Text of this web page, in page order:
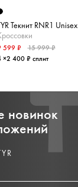
Текнит RNR1 Unisex
599 ₽
15 999 ₽
×2 400 ₽ сплит
новинок